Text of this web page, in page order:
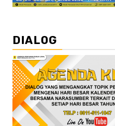
DIALOG